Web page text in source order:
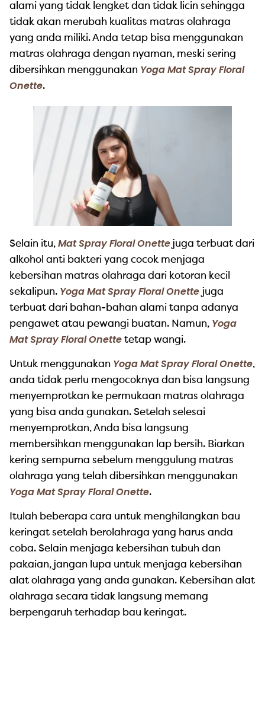
alami yang tidak lengket dan tidak licin sehingga
tidak akan merubah kualitas matras olahraga
yang anda miliki. Anda tetap bisa menggunakan
matras olahraga dengan nyaman, meski sering
dibersihkan menggunakan Yoga Mat Spray Floral
Onette.
Selain itu, Mat Spray Floral Onette juga terbuat dari
alkohol anti bakteri yang cocok menjaga
kebersihan matras olahraga dari kotoran kecil
sekalipun. Yoga Mat Spray Floral Onette juga
terbuat dari bahan-bahan alami tanpa adanya
pengawet atau pewangi buatan. Namun, Yoga
Mat Spray Floral Onette tetap wangi.
Untuk menggunakan Yoga Mat Spray Floral Onette,
anda tidak perlu mengocoknya dan bisa langsung
menyemprotkan ke permukaan matras olahraga
yang bisa anda gunakan. Setelah selesai
menyemprotkan, Anda bisa langsung
membersihkan menggunakan lap bersih. Biarkan
kering sempurna sebelum menggulung matras
olahraga yang telah dibersihkan menggunakan
Yoga Mat Spray Floral Onette.
Itulah beberapa cara untuk menghilangkan bau
keringat setelah berolahraga yang harus anda
coba. Selain menjaga kebersihan tubuh dan
pakaian, jangan lupa untuk menjaga kebersihan
alat olahraga yang anda gunakan. Kebersihan alat
olahraga secara tidak langsung memang
berpengaruh terhadap bau keringat.